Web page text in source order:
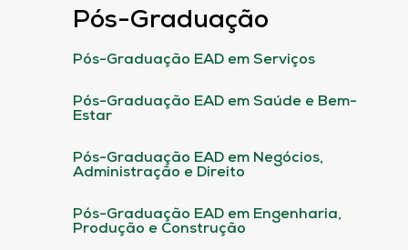
Pós-Graduação
Pós-Graduação EAD em Serviços
Pós-Graduação EAD em Saúde e Bem-
Estar
Pós-Graduação EAD em Negócios,
Administração e Direito
Pós-Graduação EAD em Engenharia,
Produção e Construção